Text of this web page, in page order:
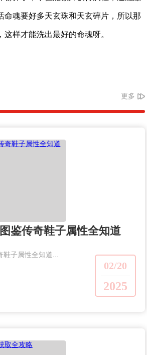
命魂要好多天玄珠和天玄碎片，所以那
样才能洗出最好的命魂呀。
更多
鉴传奇鞋子属性全知道
02/20
2025
鞋子属性全知道...